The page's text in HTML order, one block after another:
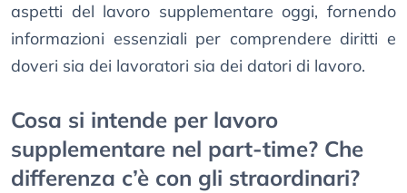
aspetti del lavoro supplementare oggi, fornendo
informazioni essenziali per comprendere diritti e
doveri sia dei lavoratori sia dei datori di lavoro.
Cosa si intende per lavoro
supplementare nel part-time? Che
differenza c’è con gli straordinari?